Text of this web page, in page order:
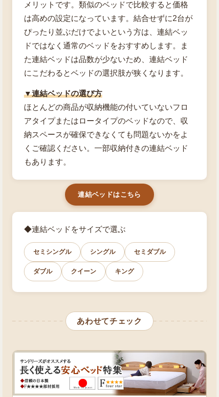
メリットです。類似のベッドで比較すると価格
は高めの設定になっています。結合せずに2台が
ぴったり並ぶだけでよいという方は、連結ベッ
ドではなく通常のベッドをおすすめします。ま
た連結ベッドは品数が少ないため、連結ベッド
にこだわるとベッドの選択肢が狭くなります。
▼連結ベッドの選び方
ほとんどの商品が収納機能の付いていないフロ
アタイプまたはロータイプのベッドなので、収
納スペースが確保できなくても問題ないかをよ
くご確認ください。一部収納付きの連結ベッド
もあります。
連結ベッドはこちら
◆連結ベッドをサイズで選ぶ
セミシングル シングル セミダブル
ダブル クイーン キング
あわせてチェック